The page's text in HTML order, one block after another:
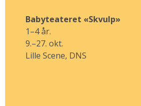
Babyteateret «Skvulp»
1–4 år.
9.–27. okt.
Lille Scene, DNS